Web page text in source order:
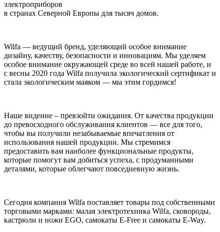
электроприборов
в странах Северной Европы для тысяч домов.
Wilfa — ведущий бренд, уделяющий особое внимание
дизайну, качеству, безопасности и инновациям. Мы уделяем
особое внимание окружающей среде во всей нашей работе, и
с весны 2020 года Wilfa получила экологический сертификат и
стала экологическим маяком — мы этим гордимся!
Наше видение – превзойти ожидания. От качества продукции
до превосходного обслуживания клиентов — все для того,
чтобы вы получили незабываемые впечатления от
использования нашей продукции. Мы стремимся
предоставить вам наиболее функциональные продукты,
которые помогут вам добиться успеха, с продуманными
деталями, которые облегчают повседневную жизнь.
Сегодня компания Wilfa поставляет товары под собственными
торговыми марками: малая электротехника Wilfa, сковороды,
кастрюли и ножи EGO, самокаты E-Free и самокаты E-Way.